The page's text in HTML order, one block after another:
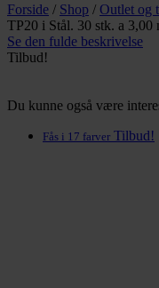
Forside / Shop / Outlet og
TP20 i Stål. 30 stk. a 3,00
Se den fulde beskrivelse
Tilbud!
Du kunne også være
Fås i 17 farver Tilbud!